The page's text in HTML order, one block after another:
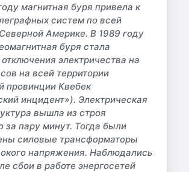
магнитная буря привела к
систем по всей
Америке. В 1989 году
буря стала
электричества на
на всей территории
провинции Квебек
инцидент»). Электрическая
вышла из строя
за пару минут. Тогда были
силовые трансформаторы
напряжения. Наблюдались
сбои в работе энергосетей